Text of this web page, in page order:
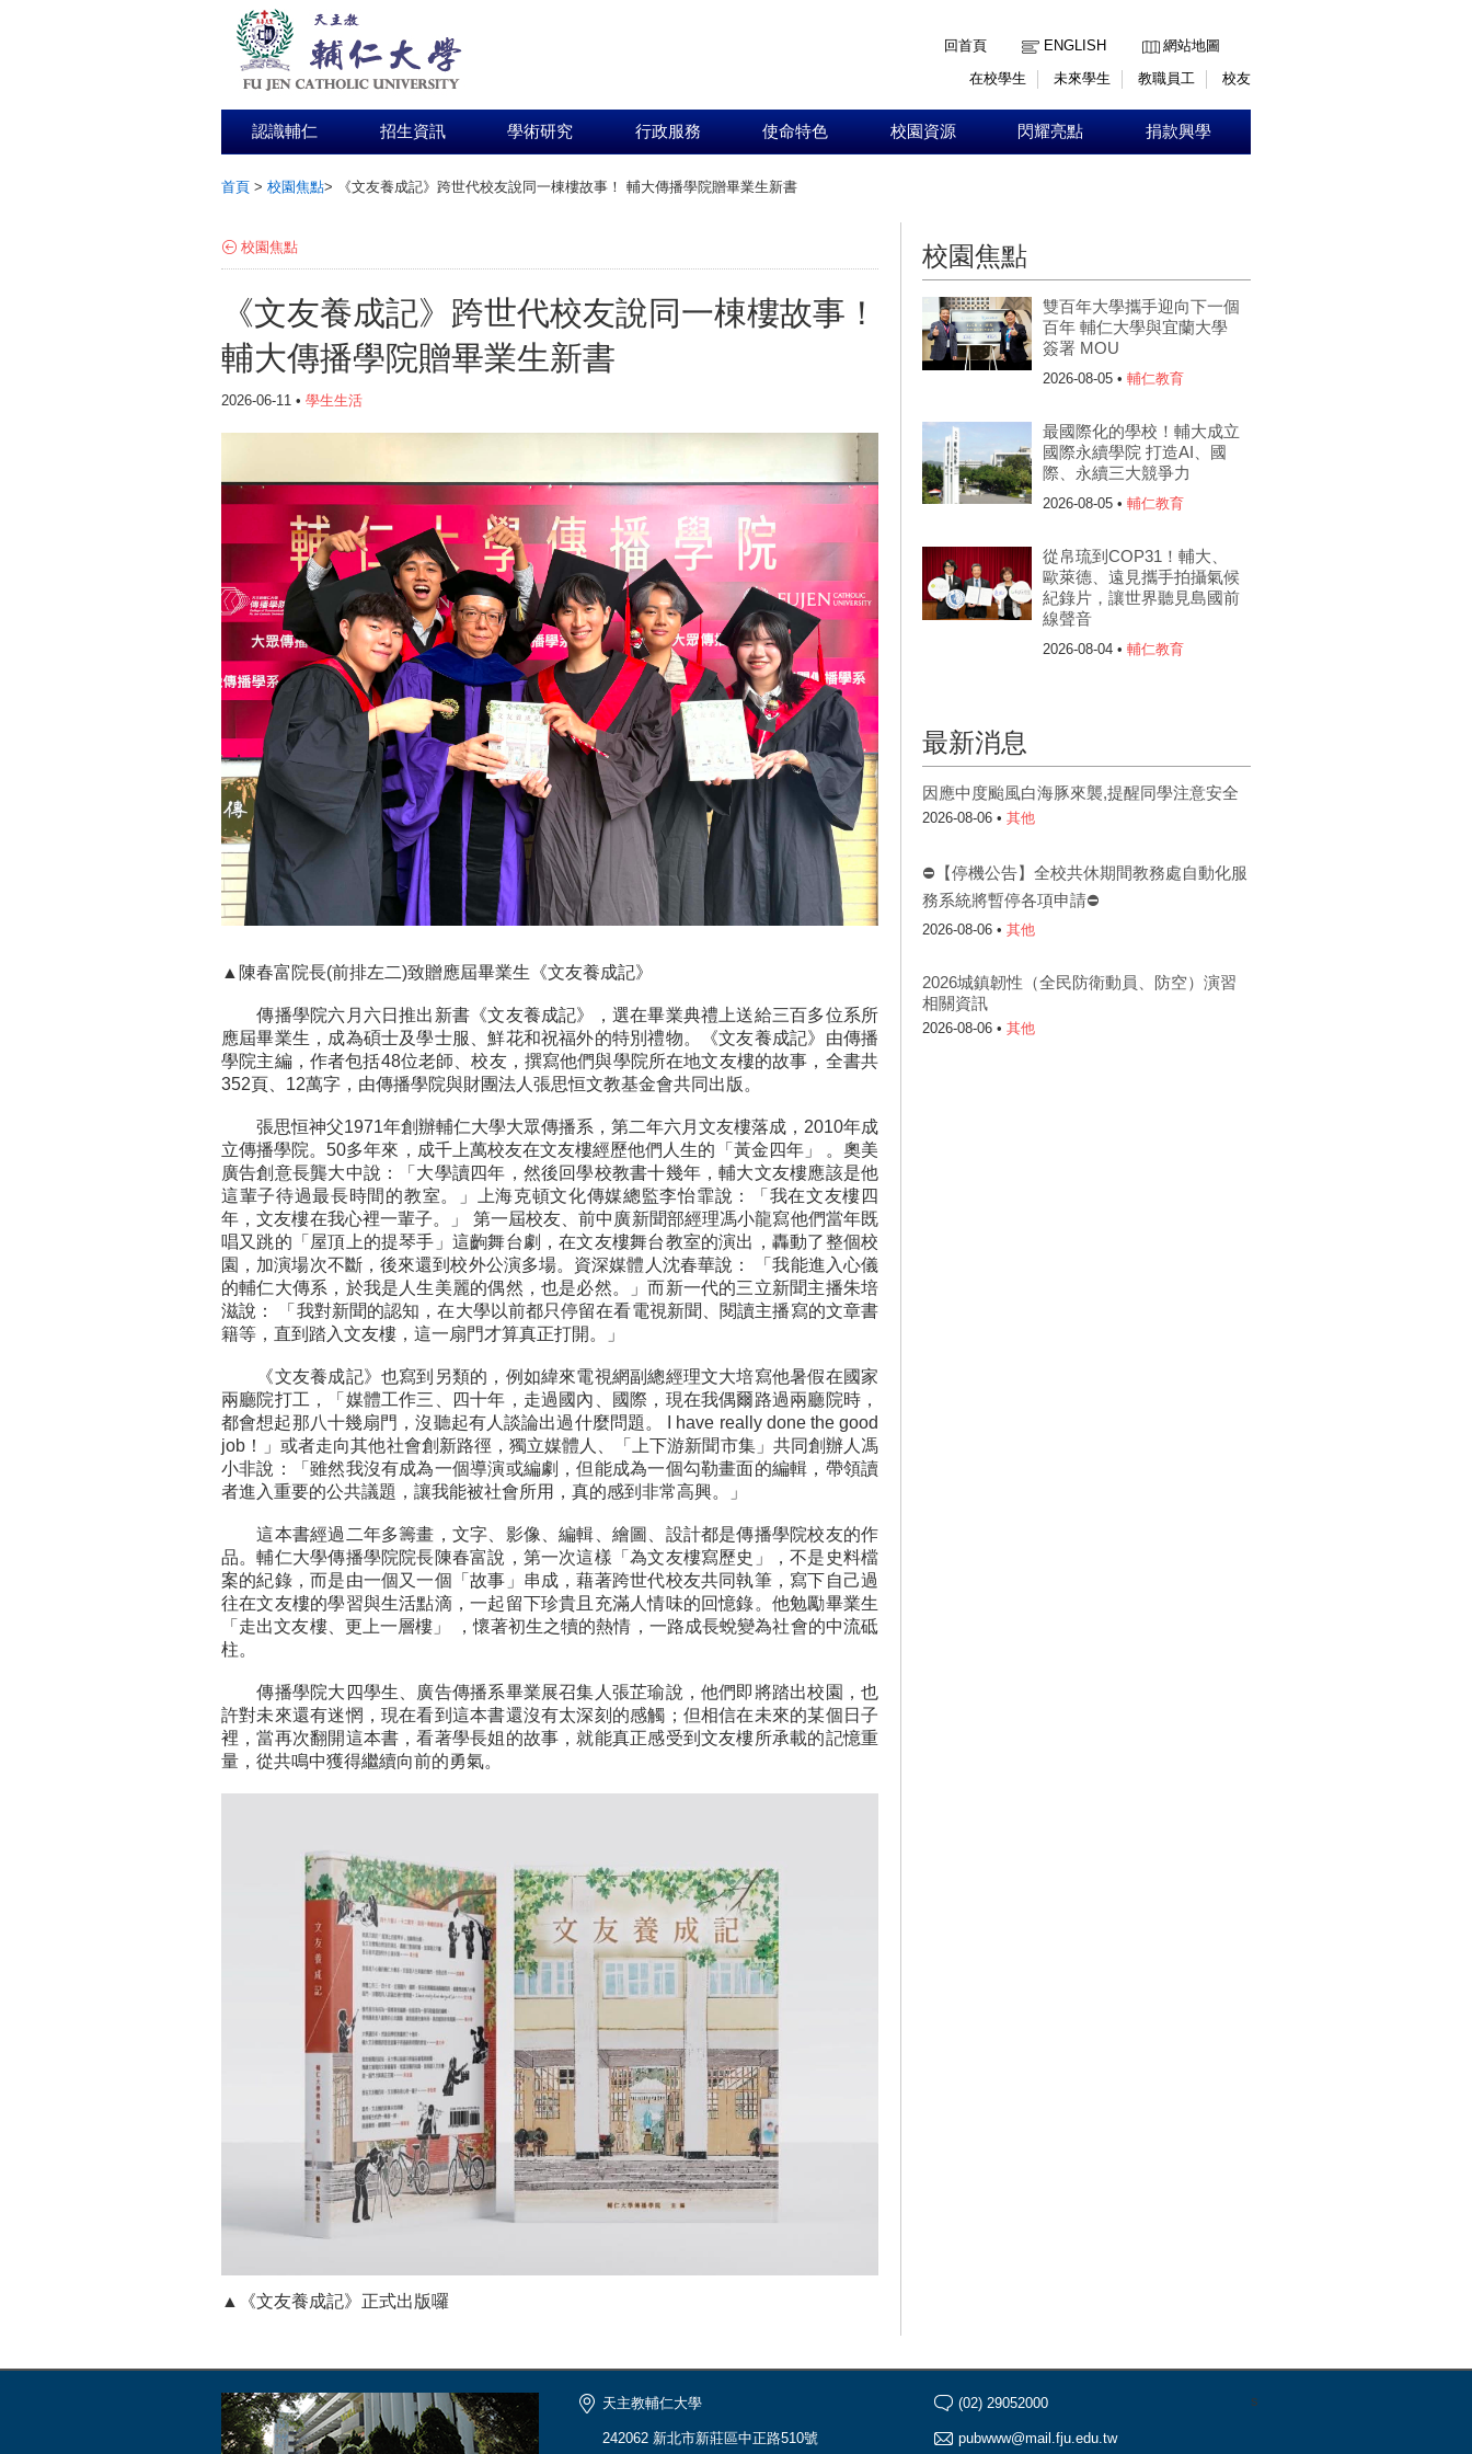
回首頁
ENGLISH
網站地圖
在校學生
未來學生 教職員工 校友
認識輔仁 招生資訊 學術研究 行政服務 使命特色 校園資源 閃耀亮點 捐款興學
首頁 > 校園焦點> 《文友養成記》跨世代校友說同一棟樓故事！ 輔大傳播學院贈畢業生新書
校園焦點
《文友養成記》跨世代校友說同一棟樓故事！
輔大傳播學院贈畢業生新書
2026-06-11 • 學生生活
▲陳春富院長(前排左二)致贈應屆畢業生《文友養成記》
傳播學院六月六日推出新書《文友養成記》，選在畢業典禮上送給三百多位系所
應屆畢業生，成為碩士及學士服、鮮花和祝福外的特別禮物。《文友養成記》由傳播
學院主編，作者包括48位老師、校友，撰寫他們與學院所在地文友樓的故事，全書共
352頁、12萬字，由傳播學院與財團法人張思恒文教基金會共同出版。
張思恒神父1971年創辦輔仁大學大眾傳播系，第二年六月文友樓落成，2010年成
立傳播學院。50多年來，成千上萬校友在文友樓經歷他們人生的「黃金四年」 。奧美
廣告創意長龔大中說：「大學讀四年，然後回學校教書十幾年，輔大文友樓應該是他
這輩子待過最長時間的教室。」上海克頓文化傳媒總監李怡霏說：「我在文友樓四
年，文友樓在我心裡一輩子。」 第一屆校友、前中廣新聞部經理馮小龍寫他們當年既
唱又跳的「屋頂上的提琴手」這齣舞台劇，在文友樓舞台教室的演出，轟動了整個校
園，加演場次不斷，後來還到校外公演多場。資深媒體人沈春華說： 「我能進入心儀
的輔仁大傳系，於我是人生美麗的偶然，也是必然。」而新一代的三立新聞主播朱培
滋說： 「我對新聞的認知，在大學以前都只停留在看電視新聞、閱讀主播寫的文章書
籍等，直到踏入文友樓，這一扇門才算真正打開。」
《文友養成記》也寫到另類的，例如緯來電視網副總經理文大培寫他暑假在國家
兩廳院打工，「媒體工作三、四十年，走過國內、國際，現在我偶爾路過兩廳院時，
都會想起那八十幾扇門，沒聽起有人談論出過什麼問題。 I have really done the good
job！」或者走向其他社會創新路徑，獨立媒體人、「上下游新聞市集」共同創辦人馮
小非說：「雖然我沒有成為一個導演或編劇，但能成為一個勾勒畫面的編輯，帶領讀
者進入重要的公共議題，讓我能被社會所用，真的感到非常高興。」
這本書經過二年多籌畫，文字、影像、編輯、繪圖、設計都是傳播學院校友的作
品。輔仁大學傳播學院院長陳春富說，第一次這樣「為文友樓寫歷史」，不是史料檔
案的紀錄，而是由一個又一個「故事」串成，藉著跨世代校友共同執筆，寫下自己過
往在文友樓的學習與生活點滴，一起留下珍貴且充滿人情味的回憶錄。他勉勵畢業生
「走出文友樓、更上一層樓」 ，懷著初生之犢的熱情，一路成長蛻變為社會的中流砥
柱。
傳播學院大四學生、廣告傳播系畢業展召集人張芷瑜說，他們即將踏出校園，也
許對未來還有迷惘，現在看到這本書還沒有太深刻的感觸；但相信在未來的某個日子
裡，當再次翻開這本書，看著學長姐的故事，就能真正感受到文友樓所承載的記憶重
量，從共鳴中獲得繼續向前的勇氣。
▲《文友養成記》正式出版囉
校園焦點
雙百年大學攜手迎向下一個
百年 輔仁大學與宜蘭大學
簽署 MOU
2026-08-05 • 輔仁教育
最國際化的學校！輔大成立
國際永續學院 打造AI、國
際、永續三大競爭力
2026-08-05 • 輔仁教育
從帛琉到COP31！輔大、
歐萊德、遠見攜手拍攝氣候
紀錄片，讓世界聽見島國前
線聲音
2026-08-04 • 輔仁教育
最新消息
因應中度颱風白海豚來襲,提醒同學注意安全
2026-08-06 • 其他
⛔【停機公告】全校共休期間教務處自動化服
務系統將暫停各項申請⛔
2026-08-06 • 其他
2026城鎮韌性（全民防衛動員、防空）演習
相關資訊
2026-08-06 • 其他
天主教輔仁大學
242062 新北市新莊區中正路510號
(02) 29052000
pubwww@mail.fju.edu.tw
s